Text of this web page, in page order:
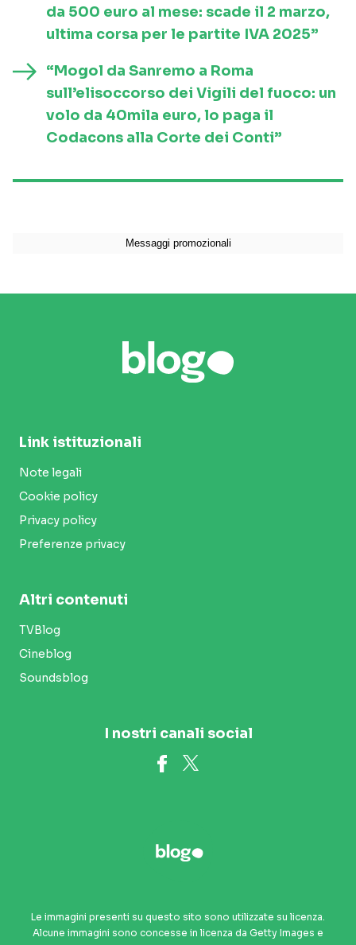
da 500 euro al mese: scade il 2 marzo,
ultima corsa per le partite IVA 2025”
“Mogol da Sanremo a Roma
sull’elisoccorso dei Vigili del fuoco: un
volo da 40mila euro, lo paga il
Codacons alla Corte dei Conti”
Link istituzionali
Note legali
Cookie policy
Privacy policy
Preferenze privacy
Altri contenuti
TVBlog
Cineblog
Soundsblog
I nostri canali social
Le immagini presenti su questo sito sono utilizzate su licenza.
Alcune immagini sono concesse in licenza da Getty Images e